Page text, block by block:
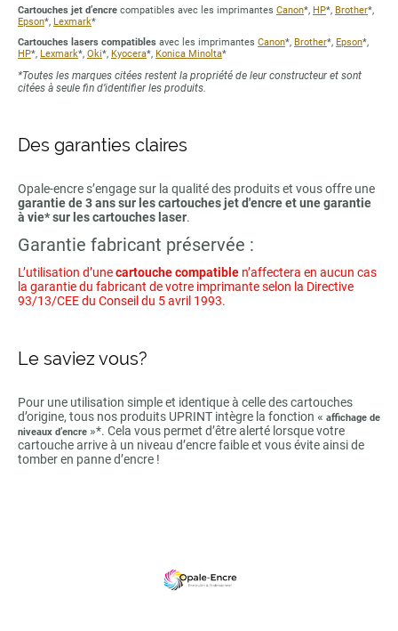
Cartouches jet d’encre compatibles avec les imprimantes Canon*, HP*, Brother*,
Epson*, Lexmark*
Cartouches lasers compatibles avec les imprimantes Canon*, Brother*, Epson*,
HP*, Lexmark*, Oki*, Kyocera*, Konica Minolta*
*Toutes les marques citées restent la propriété de leur constructeur et sont
citées à seule fin d’identifier les produits.
Des garanties claires
Opale-encre s’engage sur la qualité des produits et vous offre une
garantie de 3 ans sur les cartouches jet d'encre et une garantie
à vie* sur les cartouches laser.
Garantie fabricant préservée :
L’utilisation d’unecartouche compatible n’affectera en aucun cas
la garantie du fabricant de votre imprimante selon la Directive
93/13/CEE du Conseil du 5 avril 1993.
Le saviez vous?
Pour une utilisation simple et identique à celle des cartouches
d’origine, tous nos produits UPRINT intègre la fonction « affichage de
niveaux d’encre »*. Cela vous permet d’être alerté lorsque votre
cartouche arrive à un niveau d’encre faible et vous évite ainsi de
tomber en panne d’encre !